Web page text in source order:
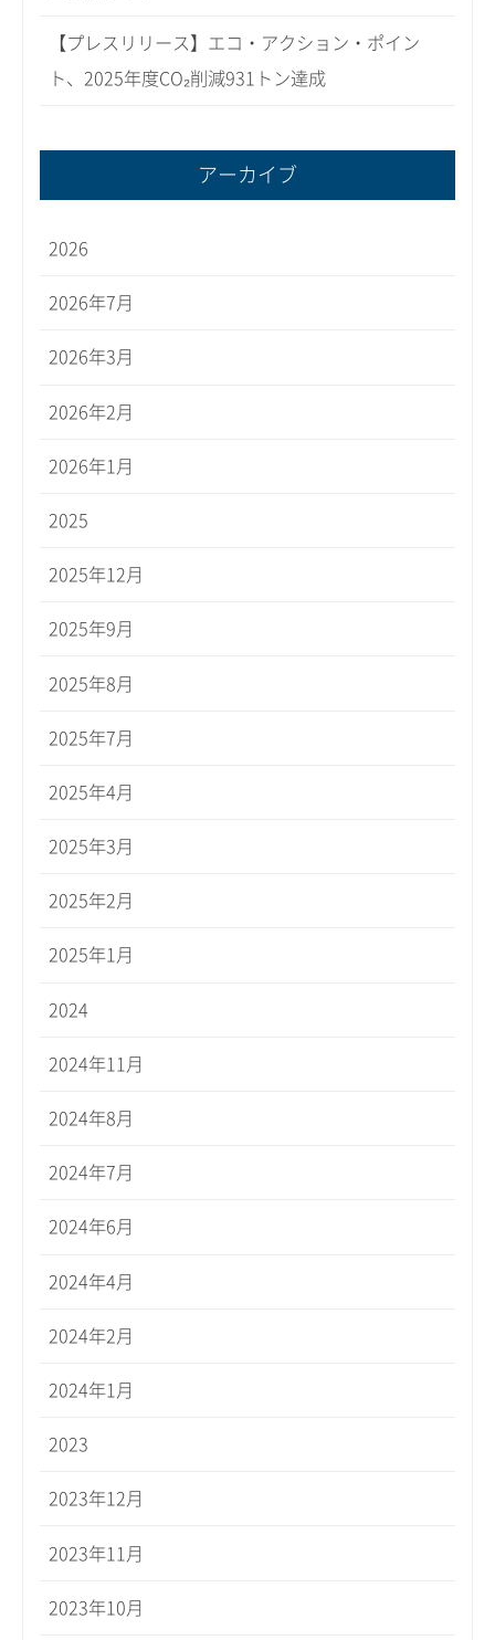
【プレスリリース】エコ・アクション・ポイン
ト、2025年度CO₂削減931トン達成
アーカイブ
2026
2026年7月
2026年3月
2026年2月
2026年1月
2025
2025年12月
2025年9月
2025年8月
2025年7月
2025年4月
2025年3月
2025年2月
2025年1月
2024
2024年11月
2024年8月
2024年7月
2024年6月
2024年4月
2024年2月
2024年1月
2023
2023年12月
2023年11月
2023年10月